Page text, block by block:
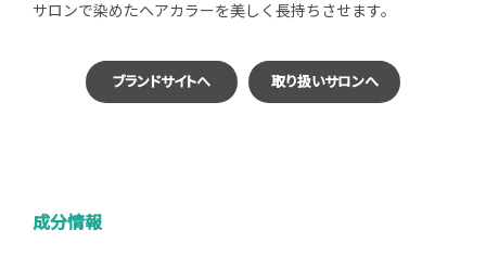
サロンで染めたヘアカラーを美しく長持ちさせます。
ブランドサイトへ 取り扱いサロンへ
成分情報